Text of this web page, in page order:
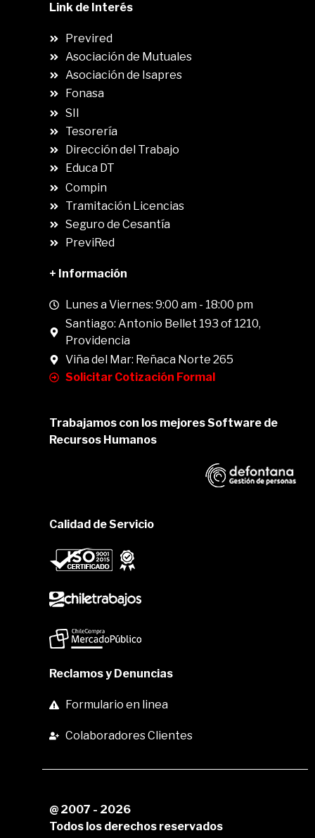
Link de Interés
Previred
Asociación de Mutuales
Asociación de Isapres
Fonasa
SII
Tesorería
Dirección del Trabajo
Educa DT
Compin
Tramitación Licencias
Seguro de Cesantía
PreviRed
+ Información
Lunes a Viernes: 9:00 am - 18:00 pm
Santiago: Antonio Bellet 193 of 1210,
Providencia
Viña del Mar: Reñaca Norte 265
Solicitar Cotización Formal
Trabajamos con los mejores Software de
Recursos Humanos
Calidad de Servicio
Reclamos y Denuncias
Formulario en linea
Colaboradores Clientes
@ 2007 - 2026
Todos los derechos reservados